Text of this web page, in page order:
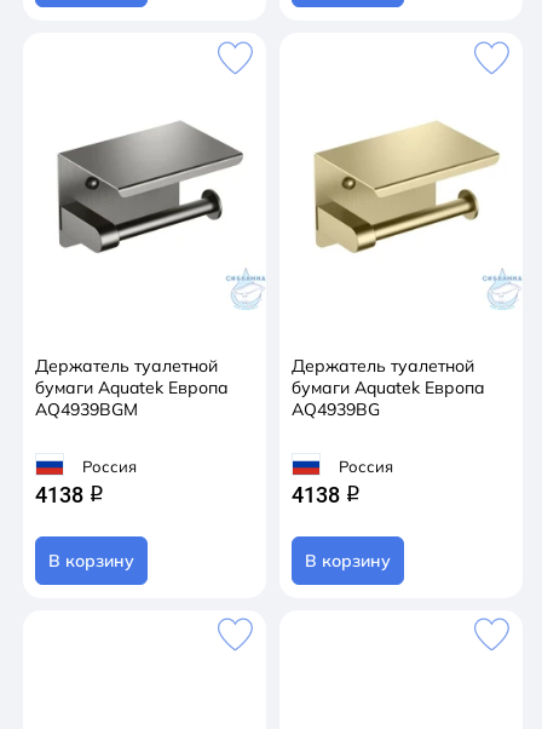
Держатель туалетной
бумаги Aquatek Европа
AQ4939BGM
Россия
4138 q
В корзину
Держатель туалетной
бумаги Aquatek Европа
AQ4939BG
Россия
4138 q
В корзину